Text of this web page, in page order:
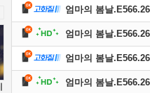
엄마의 봄날
엄마의 봄날
엄마의 봄날
엄마의 봄날